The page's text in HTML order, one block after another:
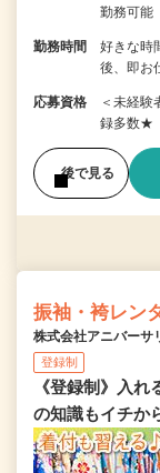
勤務可能
勤務時間
好きな時
後、即お
応募資格
＜未経
録多数★
後で見る
振袖・袴レン
株式会社アニバーサ
登録制
《登録制》入
の知識もイチか